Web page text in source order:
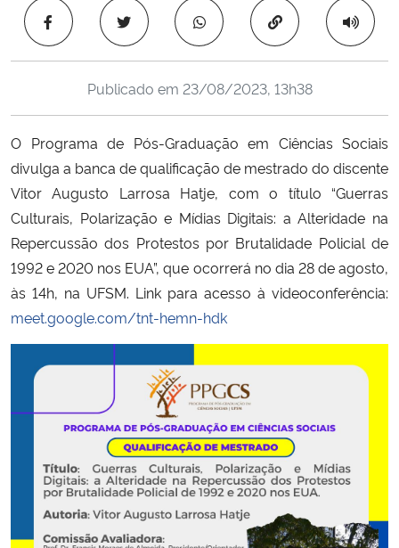
Ministério da Educação
Ministério da Cidadania
Ministério de Minas e Energia
Ministério da Ciência, Tecnologia, Inovações e Comunicações
Ministério do Meio Ambiente
Ministério do Turismo
Ministério do Desenvolvimento Regional
Controladoria-Geral da União
Ministério da Mulher, da Família e dos Direitos Humanos
Secretaria-Geral
Copiar para área
Publicado em 23/08/2023, 13h38
O Programa de Pós-Graduação em Ciências Sociais
divulga a banca de qualificação de mestrado do discente
Vitor Augusto Larrosa Hatje, com o título “Guerras
Culturais, Polarização e Mídias Digitais: a Alteridade na
Repercussão dos Protestos por Brutalidade Policial de
1992 e 2020 nos EUA”, que ocorrerá no dia 28 de agosto,
às 14h, na UFSM. Link para acesso à videoconferência:
meet.google.com/tnt-hemn-hdk